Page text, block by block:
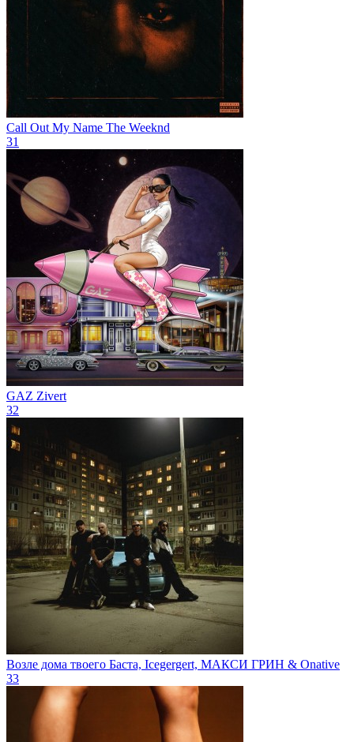
Call Out My Name The Weeknd
31
GAZ Zivert
32
Возле дома твоего Баста, Icegergert, МАКСИ ГРИН & Onative
33